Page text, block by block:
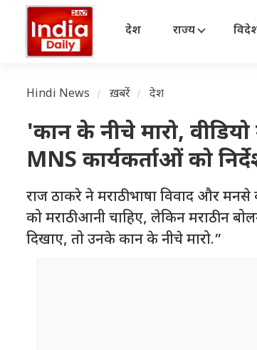
देश राज्य
Hindi News ख़बरें देश
'कान के नीचे मारो,
MNS कार्यकर्ताओं को
राज ठाकरे ने मराठी भाषा विवाद और
को मराठी आनी चाहिए, लेकिन मराठी न
दिखाए, तो उनके कान के नीचे मारो.”